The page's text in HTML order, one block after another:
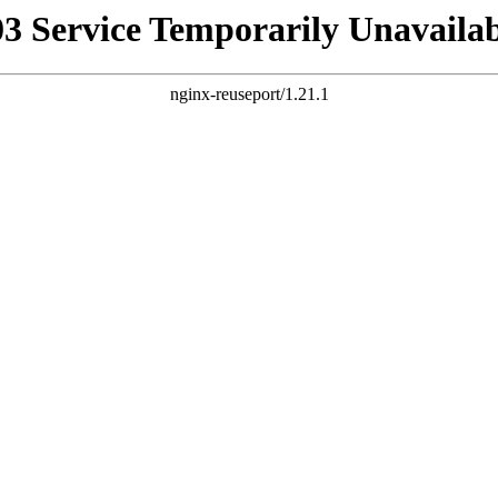
Service Temporarily
nginx-reuseport/1.21.1